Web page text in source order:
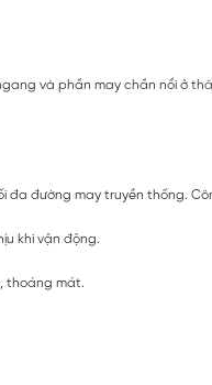
và phần may chần nổi ở
đường may truyền thống.
khi vận động.
thoáng mát.